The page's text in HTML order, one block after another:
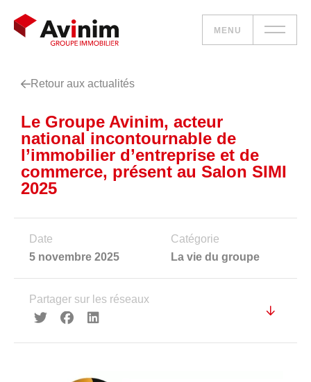
MENU
Vos besoins
Nos solutions
Le groupe
Nous rejoindre
Accueil
360°
À propos
Retour aux actualités
Le Groupe Avinim, acteur
national incontournable de
l’immobilier d’entreprise et de
commerce, présent au Salon SIMI
2025
Date
5 novembre 2025
Catégorie
La vie du groupe
Partager sur les réseaux